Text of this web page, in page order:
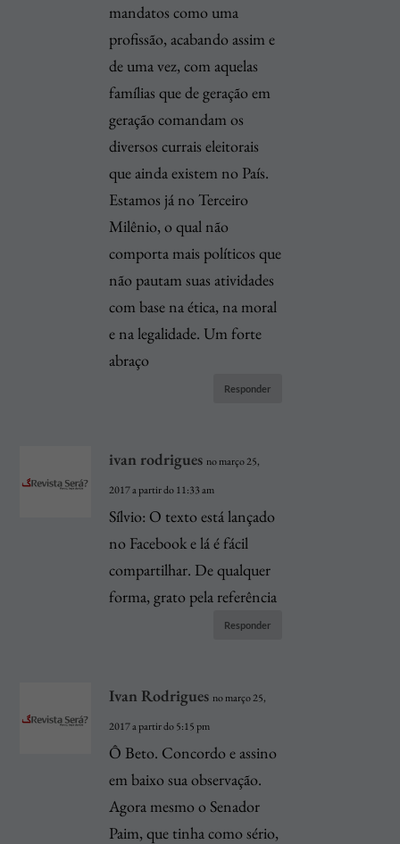
mandatos como uma
profissão, acabando assim e
de uma vez, com aquelas
famílias que de geração em
geração comandam os
diversos currais eleitorais
que ainda existem no País.
Estamos já no Terceiro
Milênio, o qual não
comporta mais políticos que
não pautam suas atividades
com base na ética, na moral
e na legalidade. Um forte
abraço
Responder
ivan rodrigues no março 25,
2017 a partir do 11:33 am
Sílvio: O texto está lançado
no Facebook e lá é fácil
compartilhar. De qualquer
forma, grato pela referência
Responder
Ivan Rodrigues no março 25,
2017 a partir do 5:15 pm
Ô Beto. Concordo e assino
em baixo sua observação.
Agora mesmo o Senador
Paim, que tinha como sério,